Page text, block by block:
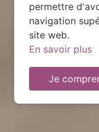
permettre
navigation
site web.
En savoir plus
Je